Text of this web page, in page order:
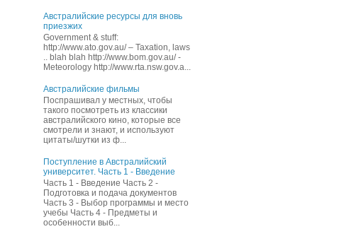
Австралийские ресурсы для вновь
приезжих
Government & stuff:
http://www.ato.gov.au/ – Taxation, laws
.. blah blah http://www.bom.gov.au/ -
Meteorology http://www.rta.nsw.gov.a...
Австралийские фильмы
Поспрашивал у местных, чтобы
такого посмотреть из классики
австралийского кино, которые все
смотрели и знают, и иcпользуют
цитаты/шутки из ф...
Поступление в Австралийский
университет. Часть 1 - Введение
Часть 1 - Введение Часть 2 -
Подготовка и подача документов
Часть 3 - Выбор программы и место
учебы Часть 4 - Предметы и
особенности выб...